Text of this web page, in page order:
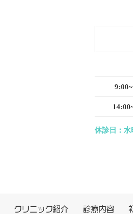
休診日：水
クリニック紹介 診療内容